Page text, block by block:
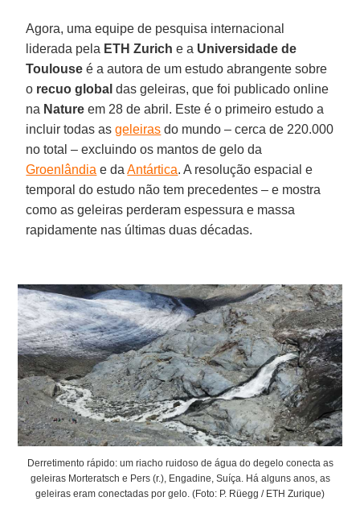
Agora, uma equipe de pesquisa internacional
liderada pela ETH Zurich e a Universidade de
Toulouse é a autora de um estudo abrangente sobre
o recuo global das geleiras, que foi publicado online
na Nature em 28 de abril. Este é o primeiro estudo a
incluir todas asgeleiras do mundo – cerca de 220.000
no total – excluindo os mantos de gelo da
Groenlândia e daAntártica. A resolução espacial e
temporal do estudo não tem precedentes – e mostra
como as geleiras perderam espessura e massa
rapidamente nas últimas duas décadas.
Derretimento rápido: um riacho ruidoso de água do degelo conecta as
geleiras Morteratsch e Pers (r.), Engadine, Suíça. Há alguns anos, as
geleiras eram conectadas por gelo. (Foto: P. Rüegg / ETH Zurique)